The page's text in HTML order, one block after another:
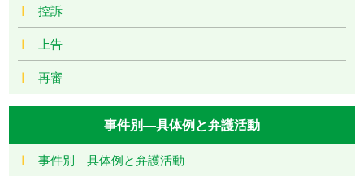
控訴
上告
再審
事件別―具体例と弁護活動
事件別―具体例と弁護活動